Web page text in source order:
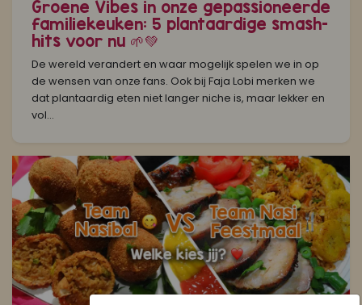
Groene Vibes in onze gepassioneerde
familiekeuken: 5 plantaardige smash-
hits voor nu 🌱💚
De wereld verandert en waar mogelijk spelen we in op
de wensen van onze fans. Ook bij Faja Lobi merken we
dat plantaardig eten niet langer niche is, maar lekker en
vol...